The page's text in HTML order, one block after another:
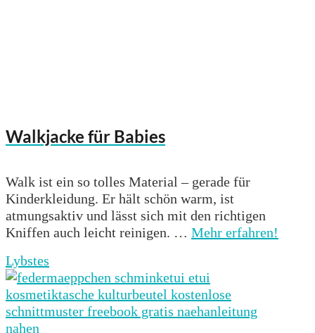
Walkjacke für Babies
Walk ist ein so tolles Material – gerade für
Kinderkleidung. Er hält schön warm, ist
atmungsaktiv und lässt sich mit den richtigen
Kniffen auch leicht reinigen. … Mehr erfahren!
Lybstes